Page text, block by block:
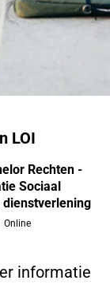
LOI
Rechten -
Sociaal
dienstverlening
Online
informatie